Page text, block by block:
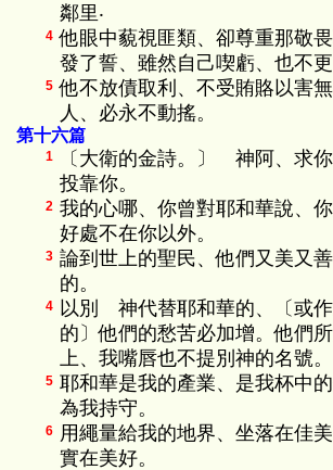
鄰里‧
4 他眼中藐視匪類、卻尊重那敬
發了誓、雖然自己喫虧、也不更
5 他不放債取利、不受賄賂以害
人、必永不動搖。
第十六篇
1
〔大衛的金詩。〕 神阿、求
投靠你。
2 我的心哪、你曾對耶和華說、
好處不在你以外。
3 論到世上的聖民、他們又美又
的。
4 以別 神代替耶和華的、〔或
的〕他們的愁苦必加增。他們
上、我嘴唇也不提別神的名號。
5 耶和華是我的產業、是我杯中
為我持守。
6 用繩量給我的地界、坐落在佳
實在美好。